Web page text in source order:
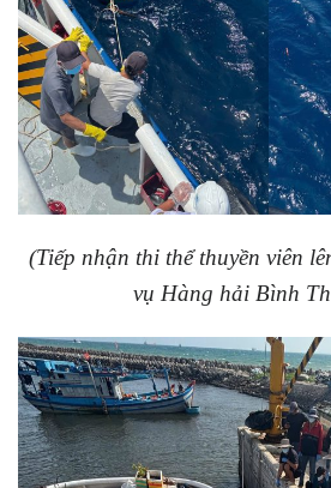
(Tiếp nhận thi thể thuyền viên
vụ Hàng hải Bình